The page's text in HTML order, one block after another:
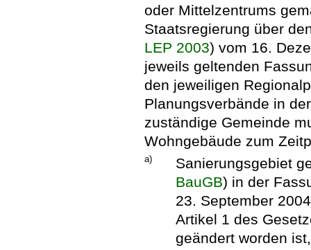
oder Mittelzentrums
Staatsregierung über
LEP 2003) vom 16.
jeweils geltenden
den jeweiligen
Planungsverbände in
zuständige Gemeinde
Wohngebäude zum
a)
Sanierungsgebiet
BauGB) in der
23. September
Artikel 1 des
geändert worden